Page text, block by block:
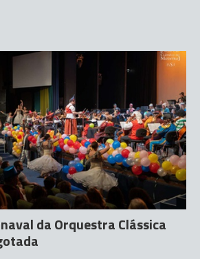
da Orquestra Clássica